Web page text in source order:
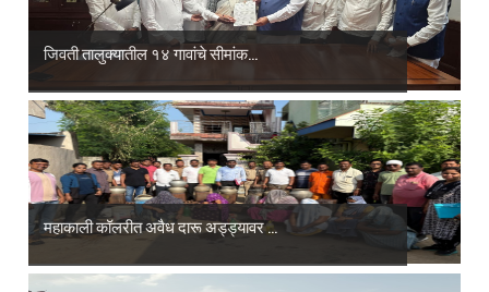
जिवती तालुक्यातील १४ गावांचे सीमांक...
महाकाली कॉलरीत अवैध दारू अड्ड्यावर ...